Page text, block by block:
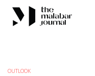
OUTLOOK